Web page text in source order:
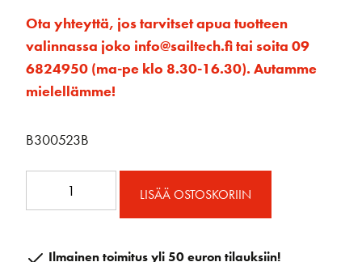
Ota yhteyttä, jos tarvitset apua tuotteen
valinnassa joko info@sailtech.fi tai soita 09
6824950 (ma-pe klo 8.30-16.30). Autamme
mielellämme!
B300523B
Lukolla
LISÄÄ OSTOSKORIIN
Ilmainen toimitus yli 50 euron tilauksiin!